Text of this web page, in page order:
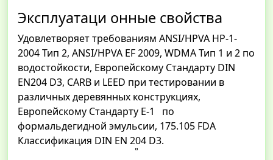
Эксплуатаци онные свойства
Удовлетворяет требованиям ANSI/HPVA HP-1-
2004 Тип 2, ANSI/HPVA EF 2009, WDMA Тип 1 и 2 по
водостойкости, Европейскому Стандарту DIN
EN204 D3, CARB и LEED при тестировании в
различных деревянных конструкциях,
Европейскому Стандарту E-1 по
формальдегидной эмульсии, 175.105 FDA
Классификация DIN EN 204 D3.